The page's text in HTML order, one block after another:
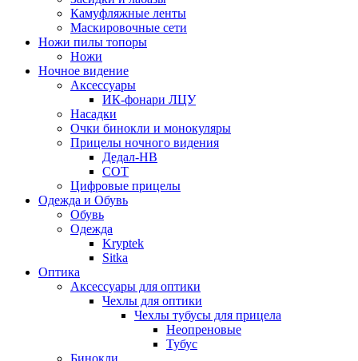
Камуфляжные ленты
Маскировочные сети
Ножи пилы топоры
Ножи
Ночное видение
Аксессуары
ИК-фонари ЛЦУ
Насадки
Очки бинокли и монокуляры
Прицелы ночного видения
Дедал-НВ
СОТ
Цифровые прицелы
Одежда и Обувь
Обувь
Одежда
Kryptek
Sitka
Оптика
Аксессуары для оптики
Чехлы для оптики
Чехлы тубусы для прицела
Неопреновые
Тубус
Бинокли